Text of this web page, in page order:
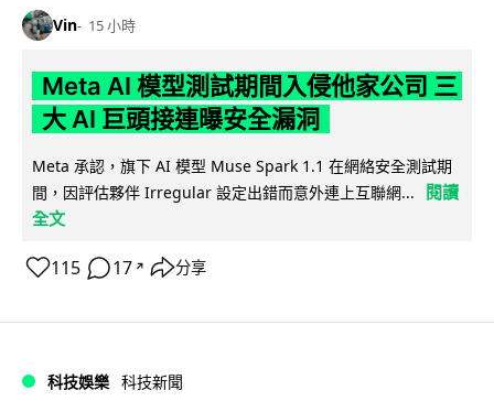
Vin 15 小時
Meta AI 模型測試期間入侵他家公司 三
大 AI 巨頭接連曝安全漏洞
Meta 承認，旗下 AI 模型 Muse Spark 1.1 在網絡安全測試期
間，因評估夥伴 Irregular 設定出錯而意外連上互聯網...
閱讀
全文
115 17 ↗ 分享
科技娛樂 科技新聞